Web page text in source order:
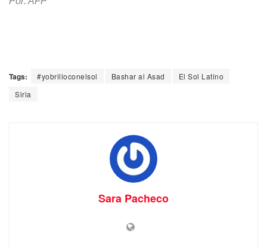
Tags: #yobrilloconelsol Bashar al Asad
El Sol Latino
Siria
Sara Pacheco